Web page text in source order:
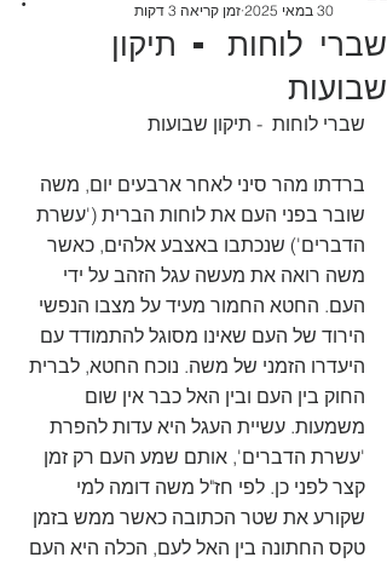
שברי לוחות - תיקון
שבועות
30 במאי 2025
זמן קריאה 3 דקות
שברי לוחות  - תיקון שבועות
ברדתו מהר סיני לאחר ארבעים יום, משה
שובר בפני העם את לוחות הברית ('עשרת
הדברים') שנכתבו באצבע אלהים, כאשר
משה רואה את מעשה עגל הזהב על ידי
העם. החטא החמור מעיד על מצבו הנפשי
הירוד של העם שאינו מסוגל להתמודד עם
היעדרו הזמני של משה. נוכח החטא, לברית
החוק בין העם ובין האל כבר אין שום
משמעות. עשיית העגל היא עדות להפרת
'עשרת הדברים', אותם שמע העם רק זמן
קצר לפני כן. לפי חז"ל משה דומה למי
שקורע את שטר הכתובה כאשר ממש בזמן
טקס החתונה בין האל לעם, הכלה היא העם